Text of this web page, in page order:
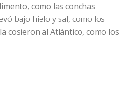
como las conchas
bajo hielo y sal, como los
cosieron al Atlántico, como los